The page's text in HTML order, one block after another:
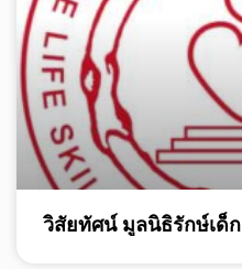
วิสัยทัศน์ มูลนิธิรักษ์เด็ก